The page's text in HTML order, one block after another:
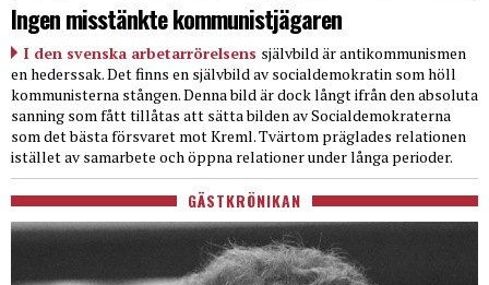
Ingen misstänkte kommunistjägaren
I den svenska arbetarrörelsens självbild är antikommunismen
en hederssak. Det finns en självbild av socialdemokratin som höll
kommunisterna stången. Denna bild är dock långt ifrån den absoluta
sanning som fått tillåtas att sätta bilden av Socialdemokraterna
som det bästa försvaret mot Kreml. Tvärtom präglades relationen
istället av samarbete och öppna relationer under långa perioder.
GÄSTKRÖNIKAN